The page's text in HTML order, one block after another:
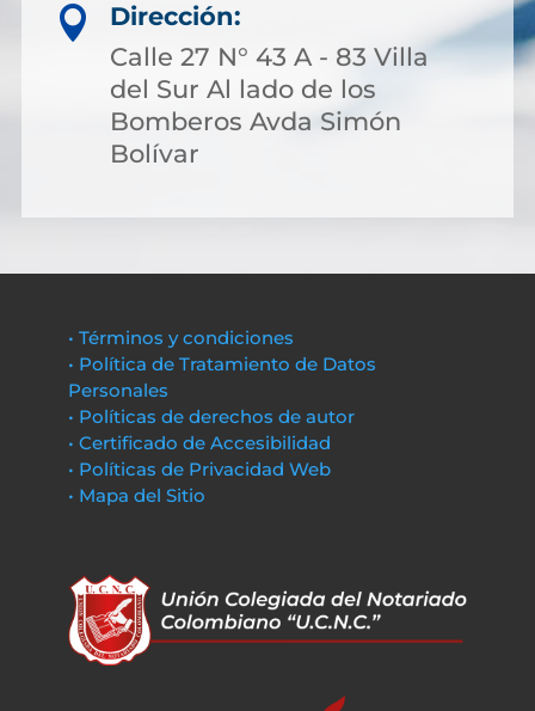

Dirección:
Calle 27 N° 43 A - 83 Villa
del Sur Al lado de los
Bomberos Avda Simón
Bolívar
• Términos y condiciones
• Política de Tratamiento de Datos
Personales
• Políticas de derechos de autor
• Certificado de Accesibilidad
• Políticas de Privacidad Web
• Mapa del Sitio